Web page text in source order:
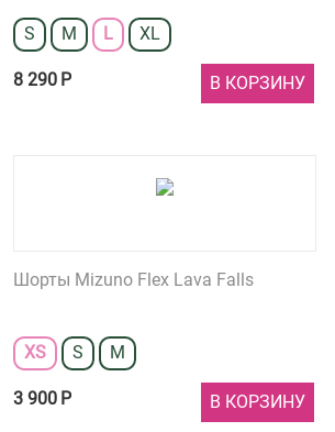
S M L XL
8 290 Р В КОРЗИНУ
Шорты Mizuno Flex Lava Falls
XS S M
3 900 Р В КОРЗИНУ